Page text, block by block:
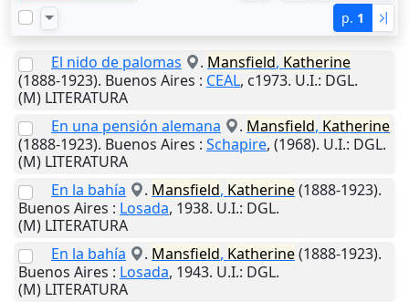
p. 1
El nido de palomas . Mansfield, Katherine
(1888-1923). Buenos Aires : CEAL, c1973. U.I.: DGL.
(M) LITERATURA
En una pensión alemana
. Mansfield, Katherine
(1888-1923). Buenos Aires : Schapire, (1968). U.I.: DGL.
(M) LITERATURA
En la bahía
. Mansfield, Katherine(1888-1923).
Buenos Aires : Losada, 1938. U.I.: DGL.
(M) LITERATURA
En la bahía
. Mansfield, Katherine(1888-1923).
Buenos Aires : Losada, 1943. U.I.: DGL.
(M) LITERATURA